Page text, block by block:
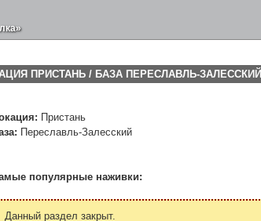
ПРИСТАНЬ / БАЗА ПЕРЕСЛАВЛЬ-ЗАЛЕССКИЙ
Пристань
Переславль-Залесский
популярные наживки:
Данный раздел закрыт.